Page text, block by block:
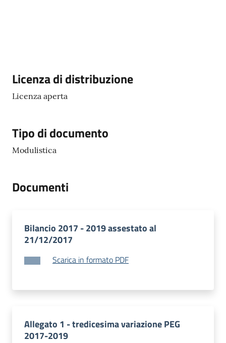
argomenti...
su
Descrizione
Licenza di distribuzione
Licenza aperta
Tipo di documento
Modulistica
Documenti
Bilancio 2017 - 2019 assestato al
21/12/2017
Scarica in formato PDF
Allegato 1 - tredicesima variazione PEG
2017-2019